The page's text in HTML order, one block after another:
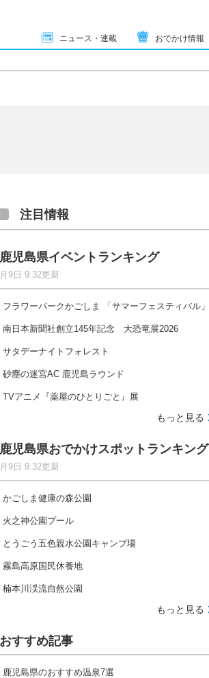
ニュース・連載 おでかけ情報
注目情報
鹿児島県イベントランキング
9日 9:32更新
フラワーパークかごしま 「サマーフェスティバル」
南日本新聞社創立145年記念 大恐竜展2026
サタデーナイトフォレスト
砂塵の迷宮AC 鹿児島ラウンド
TVアニメ『薬屋のひとりごと』展
もっと見る
鹿児島県おでかけスポットランキング
9日 9:32更新
かごしま健康の森公園
火之神公園プール
とうごう五色親水公園キャンプ場
霧島高原国民休養地
楠本川渓流自然公園
もっと見る
おすすめ記事
鹿児島県のおすすめ温泉7選